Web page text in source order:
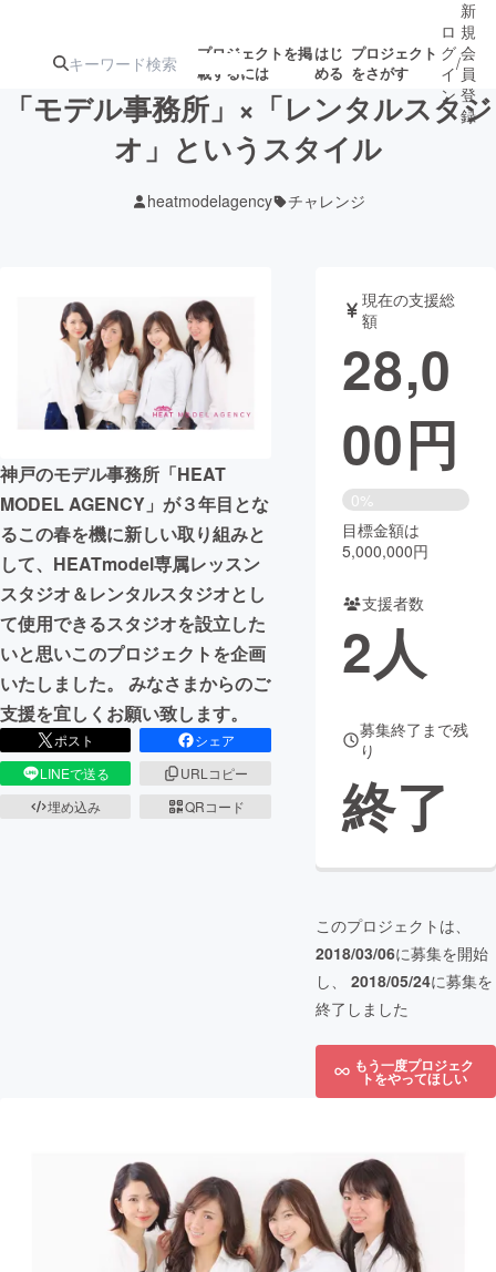
プロジェクトを掲
載するには
はじ
める
プロジェクト
をさがす
ターン
ジェクト
ロジェクト
アート・写真 音楽
テクノロジー・ガジェット ゲーム・
映像・映画 書籍・雑誌
ビジネス・起業 チャレンジ
まちづくり・地域活性化
CAMPFIRE for Social Good
CAMPFIRE Creation
CAMPFIREふるさと納税 machi-ya コミュニティ
ロ
グ
イ
ン
/
新
規
会
員
登
録
「モデル事務所」×「レンタルスタジ
オ」というスタイル
heatmodelagency チャレンジ
神戸のモデル事務所「HEAT
MODEL AGENCY」が３年目とな
るこの春を機に新しい取り組みと
して、HEATmodel専属レッスン
スタジオ＆レンタルスタジオとし
て使用できるスタジオを設立した
いと思いこのプロジェクトを企画
いたしました。 みなさまからのご
支援を宜しくお願い致します。
ポスト
シェア
LINEで送る
URLコピー
埋め込み
QRコード
現在の支援総
額
28,0
00円
0%
目標金額は
5,000,000円
支援者数
2人
募集終了まで残
り
終了
このプロジェクトは、
2018/03/06に募集を開始
し、 2018/05/24に募集を
終了しました
もう一度プロジェク
トをやってほしい